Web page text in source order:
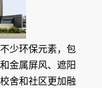
少环保元素，包
金属屏风、遮阳
舍和社区更加融